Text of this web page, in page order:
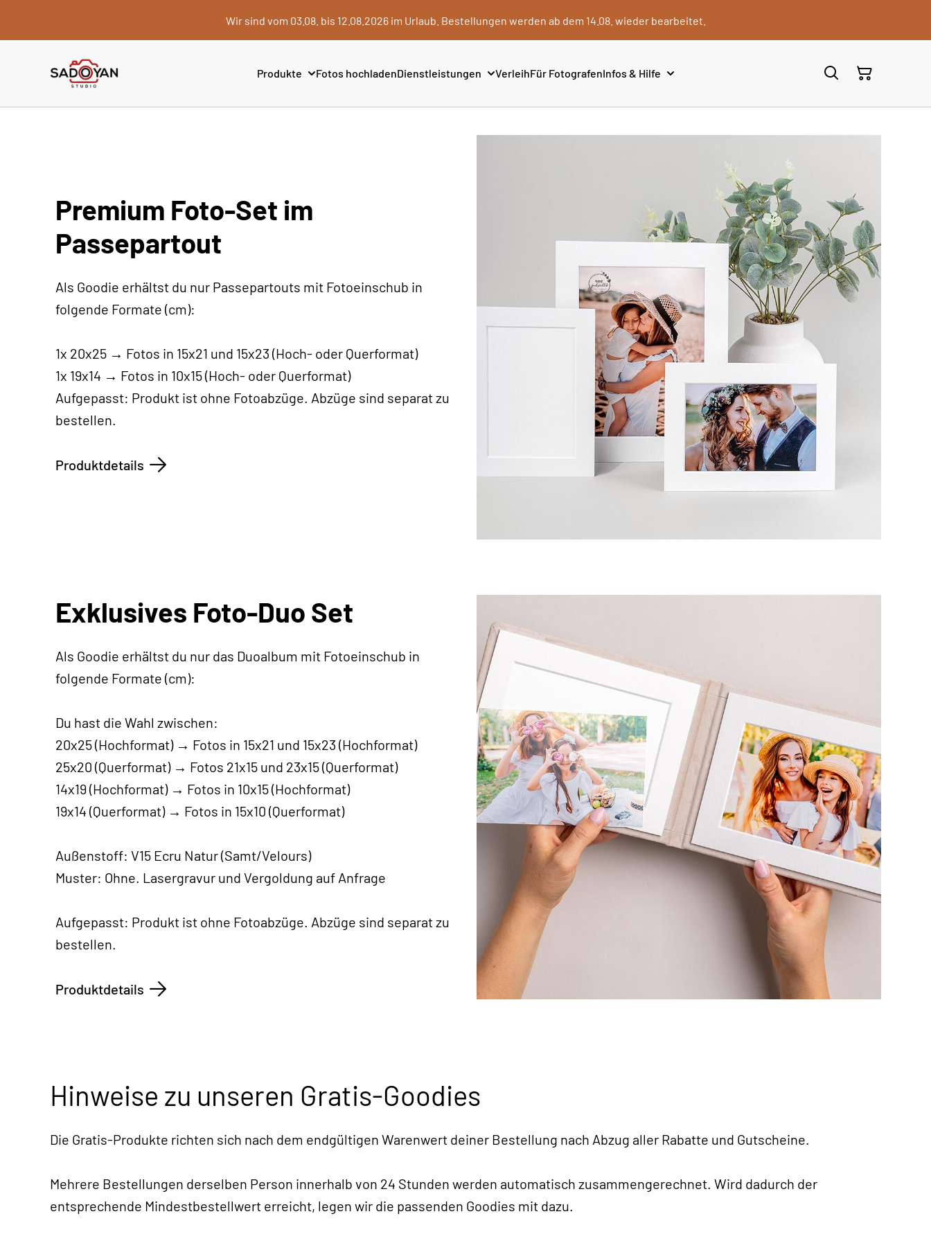
Wir sind vom 03.08. bis 12.08.2026 im Urlaub. Bestellungen werden ab dem 14.08. wieder bearbeitet.
Produkte Fotos hochladenDienstleistungen VerleihFür FotografenInfos & Hilfe
Premium Foto-Set im
Passepartout
Als Goodie erhältst du nur Passepartouts mit Fotoeinschub in
folgende Formate (cm):
1x 20x25 → Fotos in 15x21 und 15x23 (Hoch- oder Querformat)
1x 19x14 → Fotos in 10x15 (Hoch- oder Querformat)
Aufgepasst: Produkt ist ohne Fotoabzüge. Abzüge sind separat zu
bestellen.
Produktdetails
Exklusives Foto-Duo Set
Als Goodie erhältst du nur das Duoalbum mit Fotoeinschub in
folgende Formate (cm):
Du hast die Wahl zwischen:
20x25 (Hochformat) → Fotos in 15x21 und 15x23 (Hochformat)
25x20 (Querformat) → Fotos 21x15 und 23x15 (Querformat)
14x19 (Hochformat) → Fotos in 10x15 (Hochformat)
19x14 (Querformat) → Fotos in 15x10 (Querformat)
Außenstoff: V15 Ecru Natur (Samt/Velours)
Muster: Ohne. Lasergravur und Vergoldung auf Anfrage
Aufgepasst: Produkt ist ohne Fotoabzüge. Abzüge sind separat zu
bestellen.
Produktdetails
Hinweise zu unseren Gratis-Goodies
Die Gratis-Produkte richten sich nach dem endgültigen Warenwert deiner Bestellung nach Abzug aller Rabatte und Gutscheine.
Mehrere Bestellungen derselben Person innerhalb von 24 Stunden werden automatisch zusammengerechnet. Wird dadurch der
entsprechende Mindestbestellwert erreicht, legen wir die passenden Goodies mit dazu.